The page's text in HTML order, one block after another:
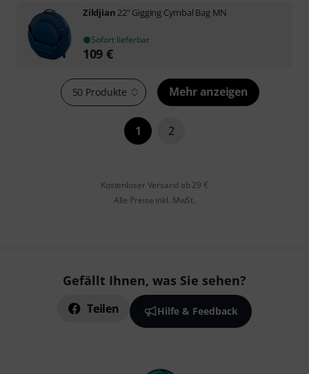
Zildjian 22" Gigging Cymbal Bag MN
Sofort lieferbar
109 €
50 Produkte Mehr anzeigen
1 2
Kostenloser Versand ab 29 €
Alle Preise inkl. MwSt.
Gefällt Ihnen, was Sie sehen?
Teilen Hilfe & Feedback